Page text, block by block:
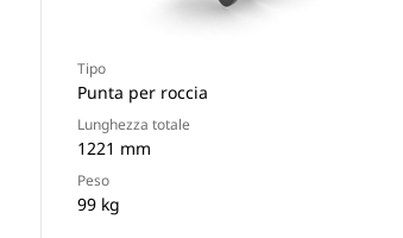
Tipo
Punta per roccia
Lunghezza totale
1221 mm
Peso
99 kg